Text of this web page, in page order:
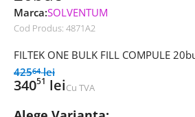
Marca:SOLVENTUM
Cod Produs: 4871A2
FILTEK ONE BULK FILL COMPULE
42564lei
34051 leiCu TVA